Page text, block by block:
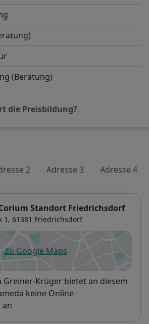
(Beratung)
die Preisbildung?
2 Adresse 3 Adresse 4
Standort Friedrichsdorf
1, 61381 Friedrichsdorf
Zu Google Mapsöffnet in einer neuen
Greiner-Krüger bietet an diesem
keine Online-
an